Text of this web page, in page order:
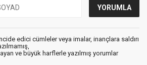
edici cümleler veya imalar, inançlara saldırı
ve büyük harflerle yazılmış yorumlar